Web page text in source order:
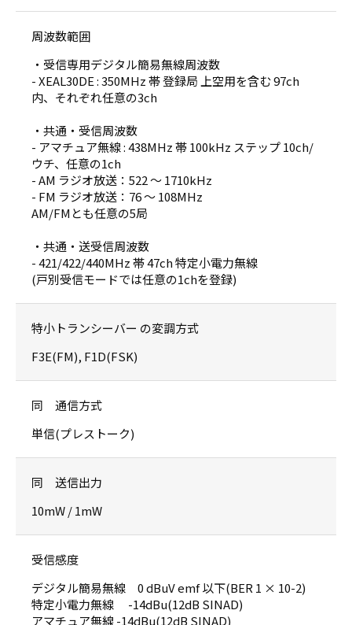
周波数範囲
・受信専用デジタル簡易無線周波数
- XEAL30DE : 350MHz 帯 登録局 上空用を含む 97ch
内、それぞれ任意の3ch
・共通・受信周波数
- アマチュア無線 : 438MHz 帯 100kHz ステップ 10ch/
ウチ、任意の1ch
- AM ラジオ放送：522 ～ 1710kHz
- FM ラジオ放送：76 ～ 108MHz
AM/FMとも任意の5局
・共通・送受信周波数
- 421/422/440MHz 帯 47ch 特定小電力無線
(戸別受信モードでは任意の1chを登録)
特小トランシーバー の変調方式
F3E(FM), F1D(FSK)
同 通信方式
単信(プレストーク)
同 送信出力
10mW / 1mW
受信感度
デジタル簡易無線 0 dBuV emf 以下(BER 1 × 10-2)
特定小電力無線 -14dBu(12dB SINAD)
アマチュア無線 -14dBu(12dB SINAD)